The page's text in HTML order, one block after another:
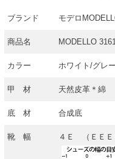
ブランド モデロ
商品名 MODELLO
カラー ホワイト/グレー
甲 材 天然皮革＊綿
底 材 合成底
靴 幅 ４Ｅ （ＥＥ